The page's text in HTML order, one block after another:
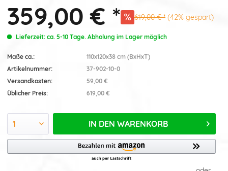
359,00 € * 619,00 € * (42% gespart)
Lieferzeit: ca. 5-10 Tage. Abholung im Lager möglich
Maße ca.:
110x120x38 cm (BxHxT)
Artikelnummer:
37-902-10-0
Versandkosten:
59,00 €
Üblicher Preis:
619,00 €
IN DEN WARENKORB